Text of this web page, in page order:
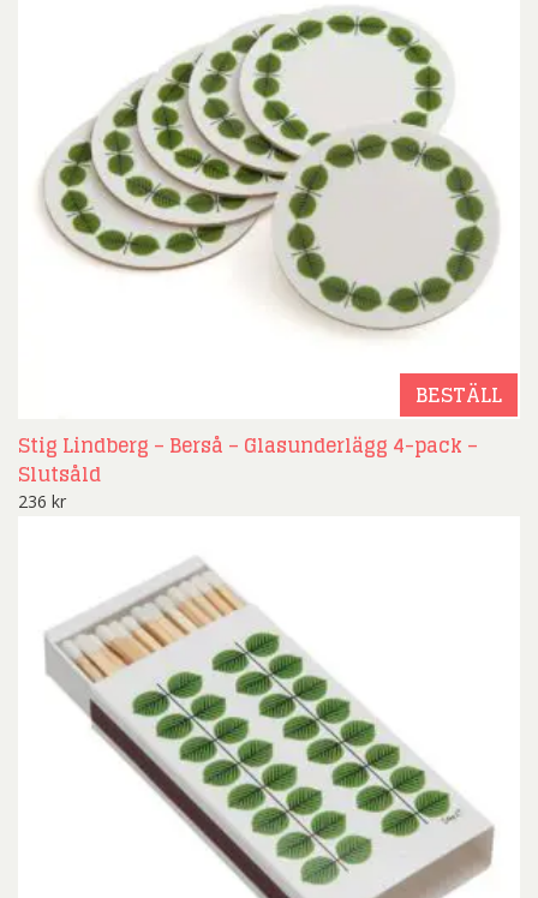
BESTÄLL
Stig Lindberg – Berså – Glasunderlägg 4-pack –
Slutsåld
236 kr